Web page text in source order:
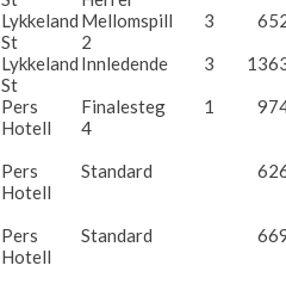
Lykkeland
St
Mellomspill
2
3
Lykkeland
St
Innledende 3
Pers
Hotell
Finalesteg
4
1
Pers
Hotell
Standard
Pers
Hotell
Standard